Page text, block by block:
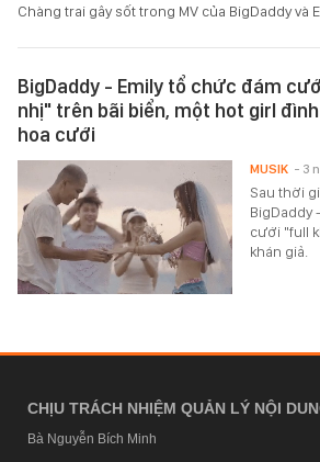
Chàng trai gây sốt trong MV của BigDaddy và
BigDaddy - Emily tổ chức đám
nhị" trên bãi biển, một hot girl
hoa cưới
Sau thời
BigDaddy
cưới "full
khán giả.
MUSIK - 3
CHỊU TRÁCH NHIỆM QUẢN LÝ NỘI
Bà Nguyễn Bích Minh